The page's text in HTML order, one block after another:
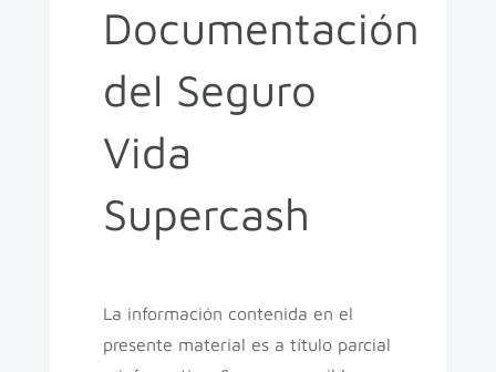
Documentación
del Seguro
Vida
Supercash
La información contenida en el
presente material es a título parcial